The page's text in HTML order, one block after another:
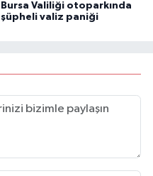
Bursa Valiliği otoparkında
şüpheli valiz paniği